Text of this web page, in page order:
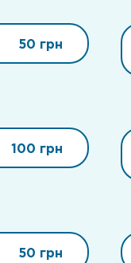
50 грн
100 грн
50 грн